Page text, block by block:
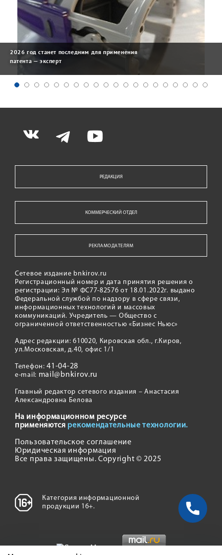
2026 год станет последним для применения
патента — эксперт
РЕДАКЦИЯ
КОММЕРЧЕСКИЙ ОТДЕЛ
РЕКЛАМОДАТЕЛЯМ
Сетевое издание bnkirov.ru
Регистрационный номер и дата принятия решения о
регистрации: Эл № ФС77-82576 от 18.01.2022г. выдано
Федеральной службой по надзору в сфере связи,
информационных технологий и массовых
коммуникаций. Учредитель — Общество с
ограниченной ответственностью «Бизнес Ньюс»
Адрес редакции: 610020, Кировская обл., г.Киров,
ул.Московская, д.40, офис 1/1
Телефон:41-04-28
e-mail: mail@bnkirov.ru
Главный редактор сетевого издания – Анастасия
Александровна Белова
На информационном ресурсе
применяются рекомендательные технологии.
Пользовательское соглашение
Юридическая информация
Все права защищены. Copyright © 2025
Категория информационной
продукции 16+.